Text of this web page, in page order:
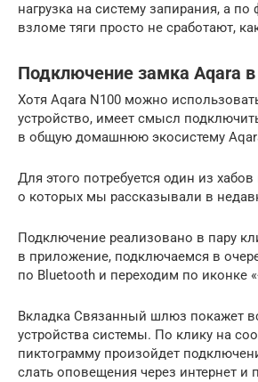
нагрузка на систему запирания, а
взломе тяги просто не сработают,
Подключение замка Aqara
Хотя Aqara N100 можно
устройство, имеет смысл
в общую домашнюю экосистему
Для этого потребуется один из
о которых мы рассказывали в
Подключение реализовано в пару
в приложение, подключаемся в
по Bluetooth и переходим по иконке
Вкладка Связанный шлюз покажет
устройства системы. По клику на
пиктограмму произойдет
слать оповещения через интернет и